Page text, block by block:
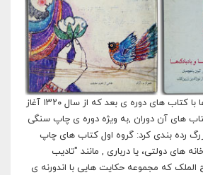
این کتاب ها با کتاب های دوره ی بعد که از سال ۱۳۲۰ آغاز
های آن دوران ,به ویژه دوره ی چاپ سنگی
به ۳ گروه بزرگ رده بندی کرد: گروه اول کتاب های چاپ
های دولتی، یا درباری , مانند "تادیب
الملک که مجموعه حکایت هایی با اندورنه ی